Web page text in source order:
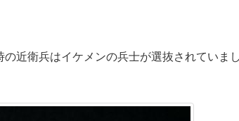
近衛兵はイケメンの兵士が選抜されていまし